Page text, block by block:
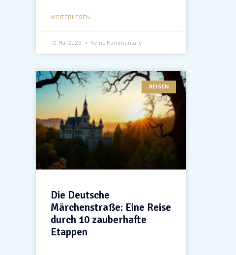
WEITERLESEN...
12. Mai 2025 Keine Kommentare
REISEN
Die Deutsche
Märchenstraße: Eine Reise
durch 10 zauberhafte
Etappen